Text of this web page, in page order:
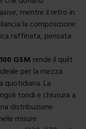
mentre il retro in
la composizione
raffinata, pensata
GSM rende il quilt
per la mezza
quotidiana. La
tondi e chiusura a
distribuzione
misure